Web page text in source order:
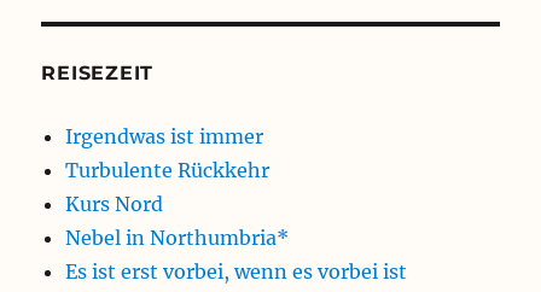
REISEZEIT
Irgendwas ist immer
Turbulente Rückkehr
Kurs Nord
Nebel in Northumbria*
Es ist erst vorbei, wenn es vorbei ist